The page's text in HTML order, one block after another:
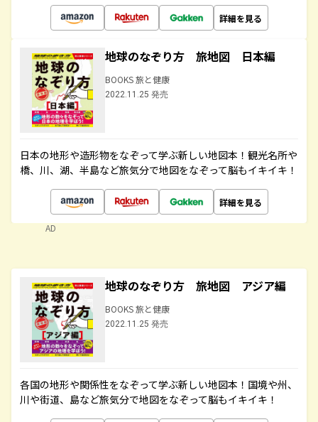
詳細を見る
地球のなぞり方 旅地図 日本編
BOOKS 旅と健康
2022.11.25 発売
日本の地形や造形物をなぞって学ぶ新しい地図本！観光名所や
橋、川、湖、半島など旅気分で地図をなぞって脳もイキイキ！
詳細を見る
AD
地球のなぞり方 旅地図 アジア編
BOOKS 旅と健康
2022.11.25 発売
各国の地形や関係性をなぞって学ぶ新しい地図本！国境や州、
川や街道、島など旅気分で地図をなぞって脳もイキイキ！